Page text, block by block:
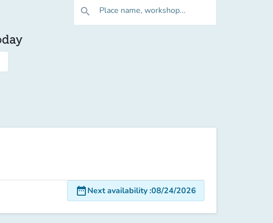
search Place name, workshop...
date_rangeNext availability:08/24/2026